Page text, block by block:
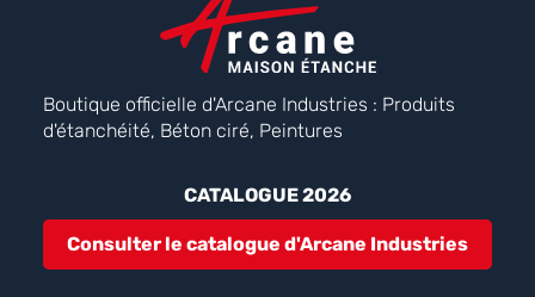
Boutique officielle d'Arcane Industries : Produits
d'étanchéité, Béton ciré, Peintures
CATALOGUE 2026
Consulter le catalogue d'Arcane Industries